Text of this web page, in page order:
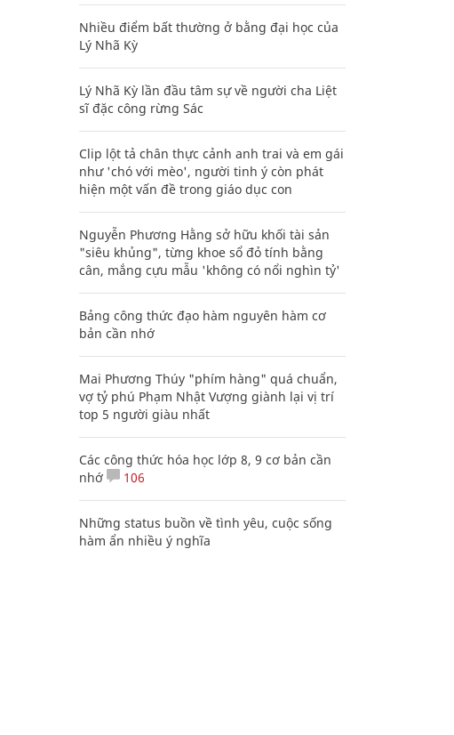
Nhiều điểm bất thường ở bằng đại học của
Lý Nhã Kỳ
Lý Nhã Kỳ lần đầu tâm sự về người cha Liệt
sĩ đặc công rừng Sác
Clip lột tả chân thực cảnh anh trai và em gái
như 'chó với mèo', người tinh ý còn phát
hiện một vấn đề trong giáo dục con
Nguyễn Phương Hằng sở hữu khối tài sản
"siêu khủng", từng khoe sổ đỏ tính bằng
cân, mắng cựu mẫu 'không có nổi nghìn tỷ'
Bảng công thức đạo hàm nguyên hàm cơ
bản cần nhớ
Mai Phương Thúy "phím hàng" quá chuẩn,
vợ tỷ phú Phạm Nhật Vượng giành lại vị trí
top 5 người giàu nhất
Các công thức hóa học lớp 8, 9 cơ bản cần
nhớ
106
Những status buồn về tình yêu, cuộc sống
hàm ẩn nhiều ý nghĩa